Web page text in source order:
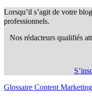
Lorsqu’il s’agit de votre
professionnels.
Nos rédacteurs qualifiés
Glossaire Content Marketing